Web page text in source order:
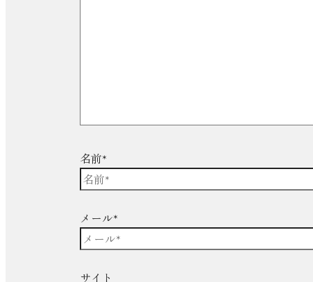
名前*
メール*
サイト